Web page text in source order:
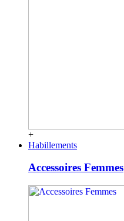
+
Habillements
Accessoires Femmes